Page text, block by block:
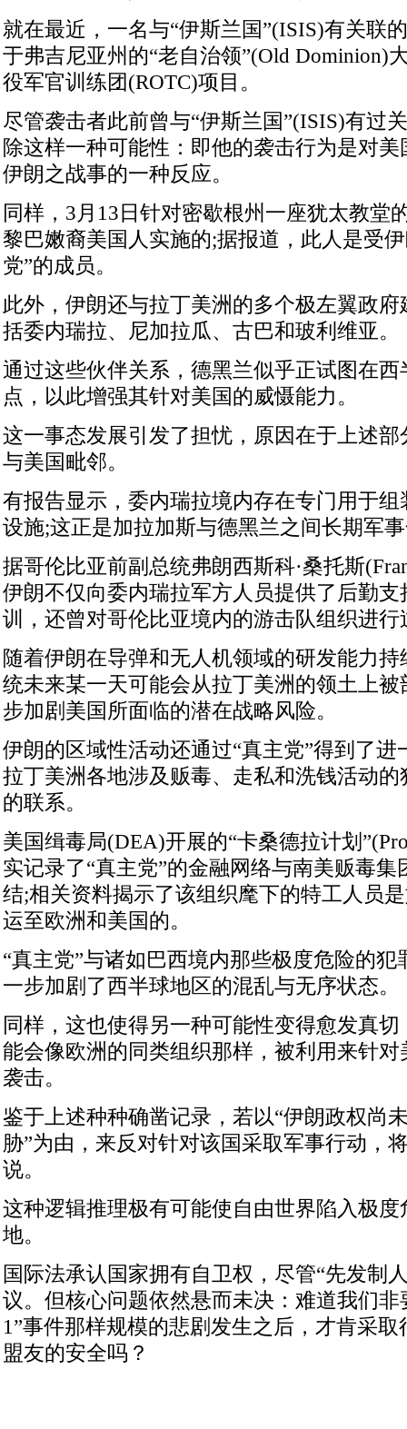
就在最近，一名与“伊斯兰国”(ISIS)有关联
于弗吉尼亚州的“老自治领”(Old Dominion)
役军官训练团(ROTC)项目。
尽管袭击者此前曾与“伊斯兰国”(ISIS)有过
除这样一种可能性：即他的袭击行为是对
伊朗之战事的一种反应。
同样，3月13日针对密歇根州一座犹太教堂
黎巴嫩裔美国人实施的;据报道，此人是受
党”的成员。
此外，伊朗还与拉丁美洲的多个极左翼政
括委内瑞拉、尼加拉瓜、古巴和玻利维亚。
通过这些伙伴关系，德黑兰似乎正试图在
点，以此增强其针对美国的威慑能力。
这一事态发展引发了担忧，原因在于上述
与美国毗邻。
有报告显示，委内瑞拉境内存在专门用于
设施;这正是加拉加斯与德黑兰之间长期军
据哥伦比亚前副总统弗朗西斯科·桑托斯
伊朗不仅向委内瑞拉军方人员提供了后勤
训，还曾对哥伦比亚境内的游击队组织进
随着伊朗在导弹和无人机领域的研发能力
统未来某一天可能会从拉丁美洲的领土上
步加剧美国所面临的潜在战略风险。
伊朗的区域性活动还通过“真主党”得到了
拉丁美洲各地涉及贩毒、走私和洗钱活动
的联系。
美国缉毒局(DEA)开展的“卡桑德拉计划
实记录了“真主党”的金融网络与南美贩毒
结;相关资料揭示了该组织麾下的特工人员
运至欧洲和美国的。
“真主党”与诸如巴西境内那些极度危险的
一步加剧了西半球地区的混乱与无序状态。
同样，这也使得另一种可能性变得愈发真
能会像欧洲的同类组织那样，被利用来针
袭击。
鉴于上述种种确凿记录，若以“伊朗政权尚
胁”为由，来反对针对该国采取军事行动，
说。
这种逻辑推理极有可能使自由世界陷入极
地。
国际法承认国家拥有自卫权，尽管“先发制
议。但核心问题依然悬而未决：难道我们非
1”事件那样规模的悲剧发生之后，才肯采
盟友的安全吗？